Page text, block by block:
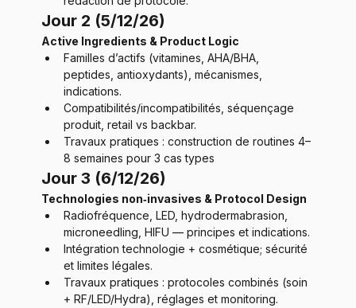
Jour 2 (5/12/26)
Active Ingredients & Product Logic
Familles d’actifs (vitamines, AHA/BHA,
peptides, antioxydants), mécanismes,
indications.
Compatibilités/incompatibilités, séquençage
produit, retail vs backbar.
Travaux pratiques : construction de routines 4–
8 semaines pour 3 cas types
Jour 3 (6/12/26)
Technologies non‑invasives & Protocol Design
Radiofréquence, LED, hydrodermabrasion,
microneedling, HIFU — principes et indications.
Intégration technologie + cosmétique; sécurité
et limites légales.
Travaux pratiques : protocoles combinés (soin
+ RF/LED/Hydra), réglages et monitoring.